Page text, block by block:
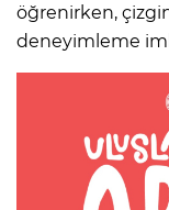
öğrenirken,
deneyimleme